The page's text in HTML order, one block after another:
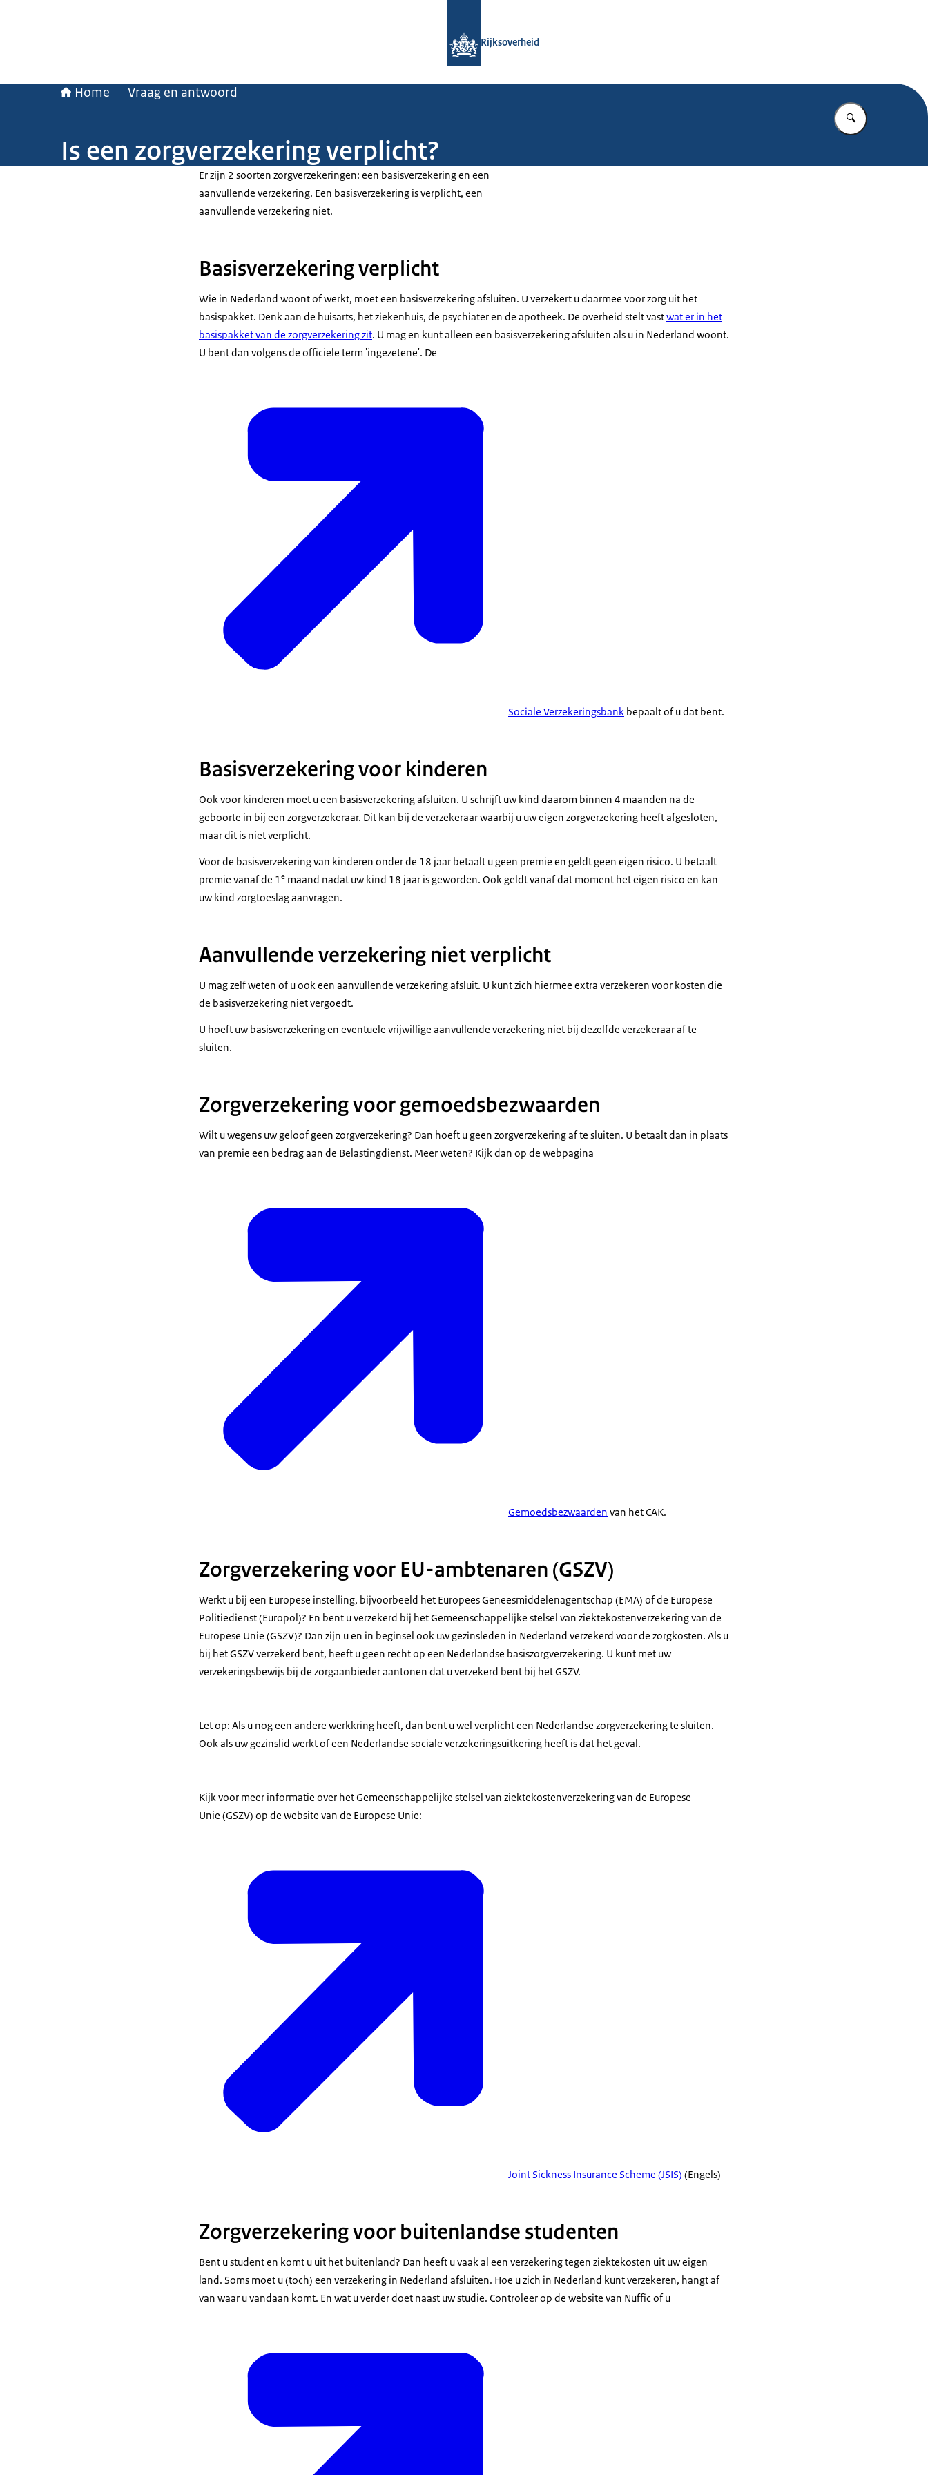
Rijksoverheid
Home Vraag en antwoord
Vul in wat u
Is een zorgverzekering verplicht?
Er zijn 2 soorten zorgverzekeringen: een basisverzekering en een
aanvullende verzekering. Een basisverzekering is verplicht, een
aanvullende verzekering niet.
Basisverzekering verplicht
Wie in Nederland woont of werkt, moet een basisverzekering afsluiten. U verzekert u daarmee voor zorg uit het
basispakket. Denk aan de huisarts, het ziekenhuis, de psychiater en de apotheek. De overheid stelt vastwat er in het
basispakket van de zorgverzekering zit. U mag en kunt alleen een basisverzekering afsluiten als u in Nederland woont.
U bent dan volgens de officiele term 'ingezetene'. De
Sociale Verzekeringsbank bepaalt of u dat bent.
Basisverzekering voor kinderen
Ook voor kinderen moet u een basisverzekering afsluiten. U schrijft uw kind daarom binnen 4 maanden na de
geboorte in bij een zorgverzekeraar. Dit kan bij de verzekeraar waarbij u uw eigen zorgverzekering heeft afgesloten,
maar dit is niet verplicht.
Voor de basisverzekering van kinderen onder de 18 jaar betaalt u geen premie en geldt geen eigen risico. U betaalt
premie vanaf de 1 e maand nadat uw kind 18 jaar is geworden. Ook geldt vanaf dat moment het eigen risico en kan
uw kind zorgtoeslag aanvragen.
Aanvullende verzekering niet verplicht
U mag zelf weten of u ook een aanvullende verzekering afsluit. U kunt zich hiermee extra verzekeren voor kosten die
de basisverzekering niet vergoedt.
U hoeft uw basisverzekering en eventuele vrijwillige aanvullende verzekering niet bij dezelfde verzekeraar af te
sluiten.
Zorgverzekering voor gemoedsbezwaarden
Wilt u wegens uw geloof geen zorgverzekering? Dan hoeft u geen zorgverzekering af te sluiten. U betaalt dan in plaats
van premie een bedrag aan de Belastingdienst. Meer weten? Kijk dan op de webpagina
Gemoedsbezwaarden van het CAK.
Zorgverzekering voor EU-ambtenaren (GSZV)
Werkt u bij een Europese instelling, bijvoorbeeld het Europees Geneesmiddelenagentschap (EMA) of de Europese
Politiedienst (Europol)? En bent u verzekerd bij het Gemeenschappelijke stelsel van ziektekostenverzekering van de
Europese Unie (GSZV)? Dan zijn u en in beginsel ook uw gezinsleden in Nederland verzekerd voor de zorgkosten. Als u
bij het GSZV verzekerd bent, heeft u geen recht op een Nederlandse basiszorgverzekering. U kunt met uw
verzekeringsbewijs bij de zorgaanbieder aantonen dat u verzekerd bent bij het GSZV.
Let op: Als u nog een andere werkkring heeft, dan bent u wel verplicht een Nederlandse zorgverzekering te sluiten.
Ook als uw gezinslid werkt of een Nederlandse sociale verzekeringsuitkering heeft is dat het geval.
Kijk voor meer informatie over het Gemeenschappelijke stelsel van ziektekostenverzekering van de Europese
Unie (GSZV) op de website van de Europese Unie:
Joint Sickness Insurance Scheme (JSIS) (Engels)
Zorgverzekering voor buitenlandse studenten
Bent u student en komt u uit het buitenland? Dan heeft u vaak al een verzekering tegen ziektekosten uit uw eigen
land. Soms moet u (toch) een verzekering in Nederland afsluiten. Hoe u zich in Nederland kunt verzekeren, hangt af
van waar u vandaan komt. En wat u verder doet naast uw studie. Controleer op de website van Nuffic of u